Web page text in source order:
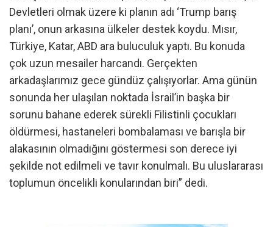
Devletleri olmak üzere ki planın adı ‘Trump barış
planı’, onun arkasına ülkeler destek koydu. Mısır,
Türkiye, Katar, ABD ara buluculuk yaptı. Bu konuda
çok uzun mesailer harcandı. Gerçekten
arkadaşlarımız gece gündüz çalışıyorlar. Ama günün
sonunda her ulaşılan noktada İsrail’in başka bir
sorunu bahane ederek sürekli Filistinli çocukları
öldürmesi, hastaneleri bombalaması ve barışla bir
alakasının olmadığını göstermesi son derece iyi
şekilde not edilmeli ve tavır konulmalı. Bu uluslararası
toplumun öncelikli konularından biri” dedi.